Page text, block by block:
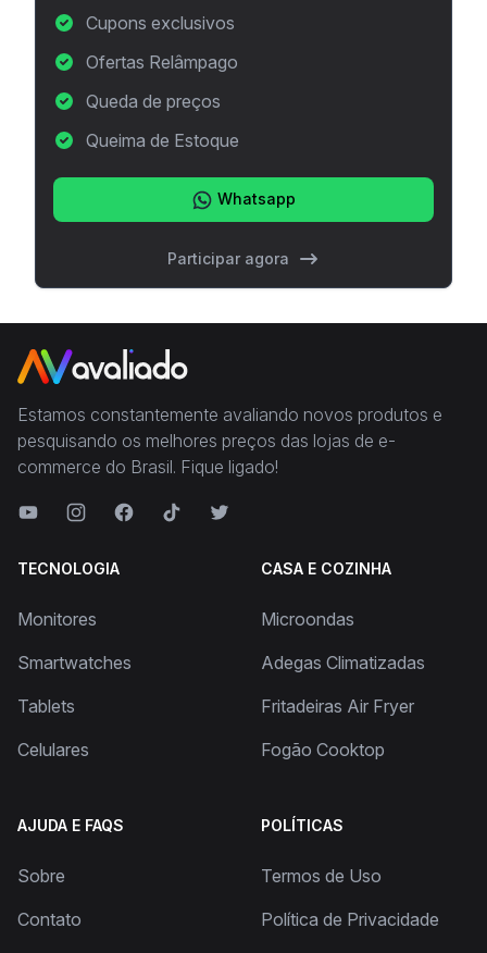
Cupons exclusivos
Ofertas Relâmpago
Queda de preços
Queima de Estoque
Whatsapp
Participar agora
Estamos constantemente avaliando novos produtos e
pesquisando os melhores preços das lojas de e-
commerce do Brasil. Fique ligado!
TECNOLOGIA
Monitores
Smartwatches
Tablets
Celulares
CASA E COZINHA
Microondas
Adegas Climatizadas
Fritadeiras Air Fryer
Fogão Cooktop
AJUDA E FAQS
Sobre
Contato
POLÍTICAS
Termos de Uso
Política de Privacidade